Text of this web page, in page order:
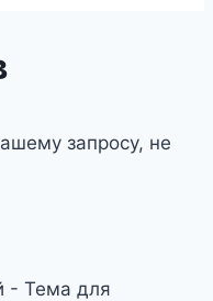
запросу, не
- Тема для